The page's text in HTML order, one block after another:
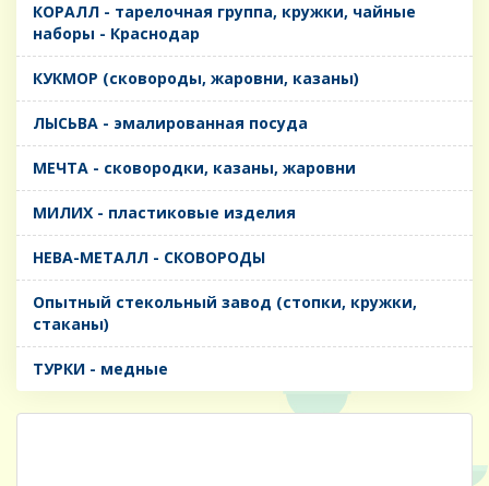
КОРАЛЛ - тарелочная группа, кружки, чайные
наборы - Краснодар
КУКМОР (сковороды, жаровни, казаны)
ЛЫСЬВА - эмалированная посуда
МЕЧТА - сковородки, казаны, жаровни
МИЛИХ - пластиковые изделия
НЕВА-МЕТАЛЛ - СКОВОРОДЫ
Опытный стекольный завод (стопки, кружки,
стаканы)
ТУРКИ - медные